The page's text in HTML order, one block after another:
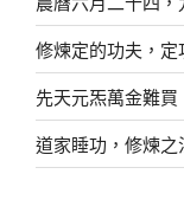
修煉定的功夫，
先天元炁萬金難
道家睡功，修煉